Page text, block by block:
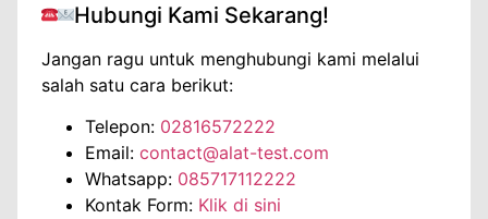
Hubungi Kami Sekarang!
Jangan ragu untuk menghubungi kami melalui
salah satu cara berikut:
Telepon: 02816572222
Email: contact@alat-test.com
Whatsapp: 085717112222
Kontak Form: Klik di sini